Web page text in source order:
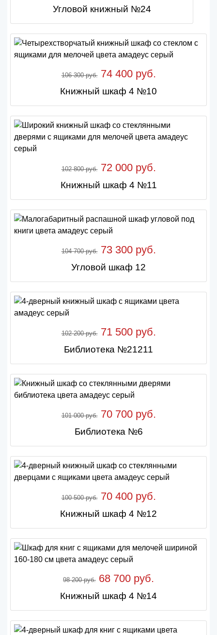
Угловой книжный №24
106 300 руб.74 400 руб.
Книжный шкаф 4 №10
102 800 руб.72 000 руб.
Книжный шкаф 4 №11
104 700 руб.73 300 руб.
Угловой шкаф 12
102 200 руб.71 500 руб.
Библиотека №21211
101 000 руб.70 700 руб.
Библиотека №6
100 500 руб.70 400 руб.
Книжный шкаф 4 №12
98 200 руб. 68 700 руб.
Книжный шкаф 4 №14